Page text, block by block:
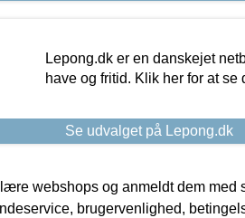
Lepong.dk er en danskejet
have og fritid. Klik her for at se
Se udvalget på Lepong.dk
webshops og anmeldt dem med
brugervenlighed,